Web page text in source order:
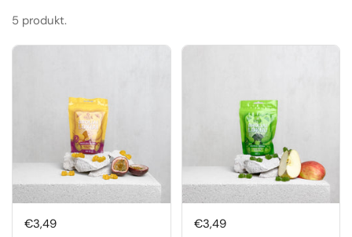
5 produkt.
Normali kaina
€3,49 Normali kaina
€3,49